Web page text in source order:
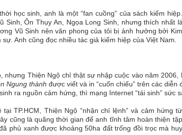
học sinh, anh là một “fan cuồng” của sách kiếm
Sinh, Ôn Thụy An, Ngọa Long Sinh, nhưng thích nhất
Vũ Sinh nên văn phong của tôi bị ảnh hưởng bởi
Anh cũng đọc nhiều tác giả kiếm hiệp của Việt Nam.
nhưng Thiện Ngộ chỉ thật sự nhập cuộc vào năm
Ngung thành được viết và in “cuốn chiếu” trên các
ra nguồn cảm hứng, thì mạng Internet “tái sinh” sức
TP.HCM, Thiện Ngộ “nhận chỉ lệnh” và cảm hứng
cũng là quãng thời gian để anh tĩnh tâm hoàn thiện
phủ xanh được khoảng 50ha đất trống đồi trọc mà